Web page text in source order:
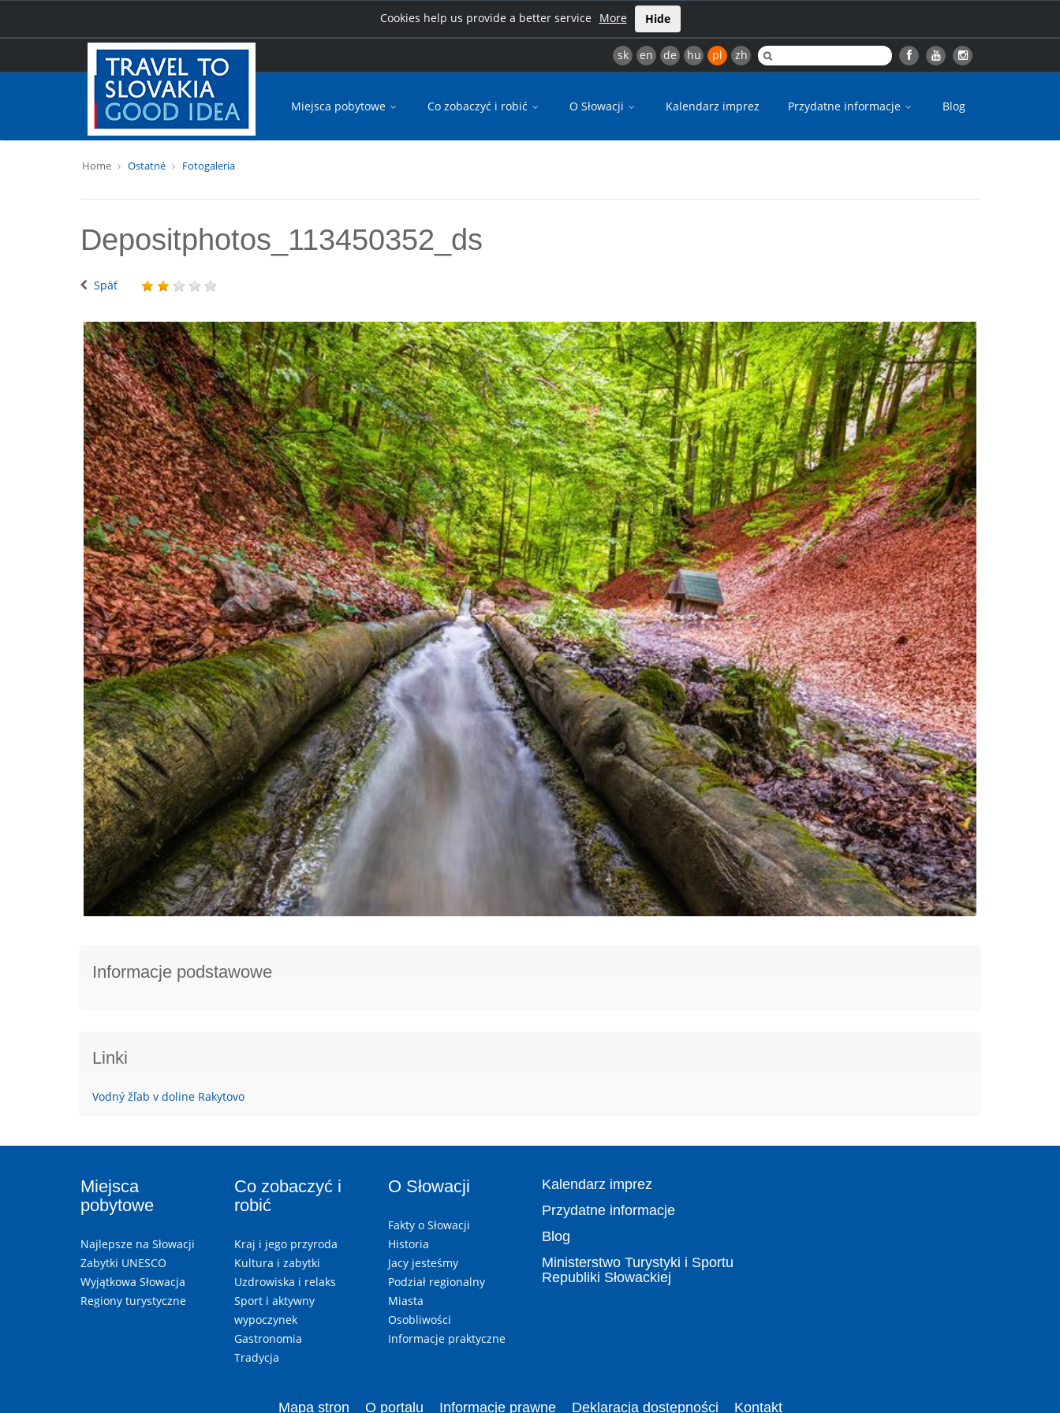
Cookies help us provide a better service More Hide
sk en de hu pl zh
Miejsca pobytowe Co zobaczyć i robić O Słowacji Kalendarz imprez Przydatne informacje Blog
Home Ostatné Fotogaleria
Depositphotos_113450352_ds
Späť
Informacje podstawowe
Linki
Vodný žľab v doline Rakytovo
Miejsca
pobytowe
Najlepsze na Słowacji
Zabytki UNESCO
Wyjątkowa Słowacja
Regiony turystyczne
Co zobaczyć i
robić
Kraj i jego przyroda
Kultura i zabytki
Uzdrowiska i relaks
Sport i aktywny
wypoczynek
Gastronomia
Tradycja
O Słowacji
Fakty o Słowacji
Historia
Jacy jesteśmy
Podział regionalny
Miasta
Osobliwości
Informacje praktyczne
Kalendarz imprez
Przydatne informacje
Blog
Ministerstwo Turystyki i Sportu
Republiki Słowackiej
Mapa stron O portalu Informacje prawne Deklaracja dostępności Kontakt